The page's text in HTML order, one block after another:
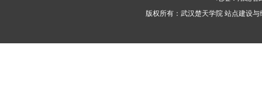
版权所有：武汉楚天学院 站点建设